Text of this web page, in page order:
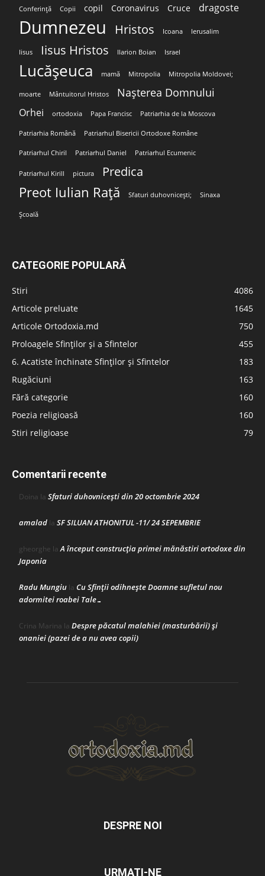
Conferință Copii copil Coronavirus Cruce dragoste
Dumnezeu Hristos Icoana Ierusalim
Iisus Iisus Hristos Ilarion Boian Israel
Lucășeuca mamă Mitropolia Mitropolia Moldovei;
moarte Mântuitorul Hristos Nașterea Domnului
Orhei ortodoxia Papa Francisc Patriarhia de la Moscova
Patriarhia Română Patriarhul Bisericii Ortodoxe Române
Patriarhul Chiril Patriarhul Daniel Patriarhul Ecumenic
Patriarhul Kirill pictura Predica
Preot Iulian Rață Sfaturi duhovnicești; Sinaxa
Școală
CATEGORIE POPULARĂ
Stiri
4086
Articole preluate
1645
Articole Ortodoxia.md
750
Proloagele Sfinților și a Sfintelor
455
6. Acatiste închinate Sfinților și Sfintelor
183
Rugăciuni
163
Fără categorie
160
Poezia religioasă
160
Stiri religioase
79
Comentarii recente
Doina la Sfaturi duhovnicești din 20 octombrie 2024
amalad la SF SILUAN ATHONITUL -11/ 24 SEPEMBRIE
gheorghe laA început construcţia primei mănăstiri ortodoxe din
Japonia
Radu Mungiu la Cu Sfinții odihnește Doamne sufletul nou
adormitei roabei Tale…
Crina Marina la Despre păcatul malahiei (masturbării) şi
onaniei (pazei de a nu avea copii)
DESPRE NOI
URMAȚI-NE